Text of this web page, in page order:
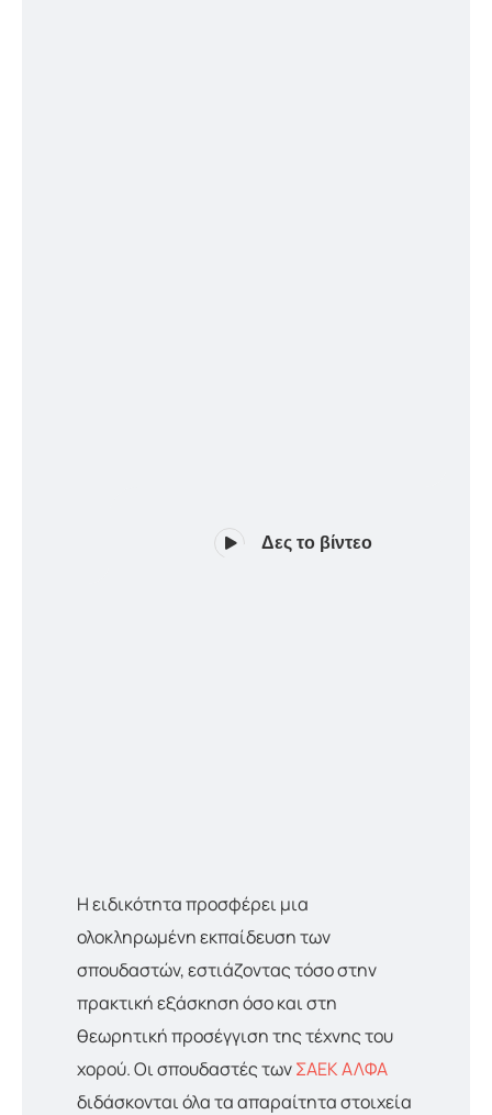
Δες το βίντεο
Η ειδικότητα προσφέρει μια
ολοκληρωμένη εκπαίδευση των
σπουδαστών, εστιάζοντας τόσο στην
πρακτική εξάσκηση όσο και στη
θεωρητική προσέγγιση της τέχνης του
χορού. Οι σπουδαστές τωνΣΑΕΚ ΑΛΦΑ
διδάσκονται όλα τα απαραίτητα στοιχεία